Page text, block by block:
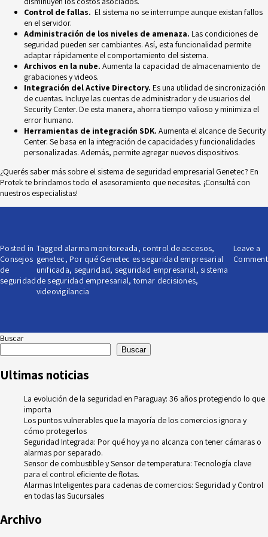
Control de fallas. El sistema no se interrumpe aunque existan fallos
en el servidor.
Administración de los niveles de amenaza. Las condiciones de
seguridad pueden ser cambiantes. Así, esta funcionalidad permite
adaptar rápidamente el comportamiento del sistema.
Archivos en la nube. Aumenta la capacidad de almacenamiento de
grabaciones y videos.
Integración del Active Directory. Es una utilidad de sincronización
de cuentas. Incluye las cuentas de administrador y de usuarios del
Security Center. De esta manera, ahorra tiempo valioso y minimiza el
error humano.
Herramientas de integración SDK. Aumenta el alcance de Security
Center. Se basa en la integración de capacidades y funcionalidades
personalizadas. Además, permite agregar nuevos dispositivos.
¿Querés saber más sobre el sistema de seguridad empresarial Genetec? En
Protekte brindamos todo el asesoramiento que necesites. ¡Consultá con
nuestros especialistas!
Posted in
Consejos
de
seguridad
Tagged alarma monitoreada, control de accesos,
genetec,Por qué Genetec es seguridad empresarial
unificada, seguridad, seguridad empresarial,sistema
de seguridad empresarial,tomar decisiones,
videovigilancia
Leave a
Comment
Buscar
Buscar
Ultimas noticias
La evolución de la seguridad en Paraguay: 36 años protegiendo lo que
importa
Los puntos vulnerables que la mayoría de los comercios ignora y
cómo protegerlos
Seguridad Integrada: Por qué hoy ya no alcanza con tener cámaras o
alarmas por separado.
Sensor de combustible y Sensor de temperatura: Tecnología clave
para el control eficiente de flotas.
Alarmas Inteligentes para cadenas de comercios: Seguridad y Control
en todas las Sucursales
Archivo